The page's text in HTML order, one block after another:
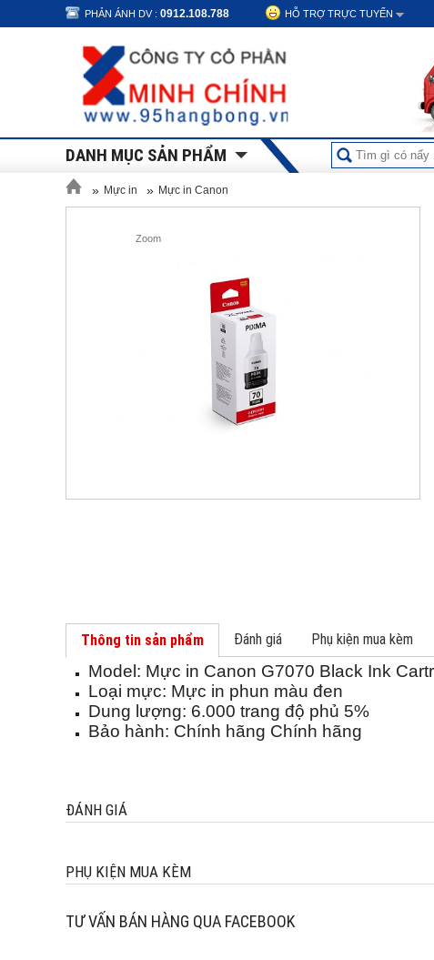
PHẢN ÁNH DV : 0912.108.788 HỖ TRỢ TRỰC TUYẾN
DANH MỤC SẢN PHẨM
» Mực in » Mực in Canon
Zoom
Thông tin sản phẩm Đánh giá Phụ kiện mua kèm
Model: Mực in Canon G7070 Black Ink
Loại mực: Mực in phun màu đen
Dung lượng: 6.000 trang độ phủ 5%
Bảo hành: Chính hãng Chính hãng
ĐÁNH GIÁ
PHỤ KIỆN MUA KÈM
TƯ VẤN BÁN HÀNG QUA FACEBOOK